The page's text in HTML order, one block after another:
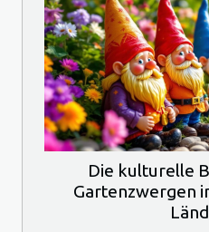
Die kulturelle
Gartenzwergen